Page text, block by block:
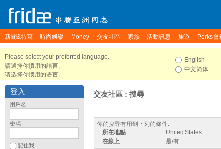
新聞&特寫 時尚娛樂 Money 交友社區 家族 活動訊息 旅遊 Perks會
Please select your preferred language.
請選擇你慣用的語言。
请选择你惯用的语言。
English
中文简体
登入
用戶名
密碼
記住我
交友社區 : 搜尋
你的搜尋有用到下列的條件:
所在地點
United States
在線上
是/有